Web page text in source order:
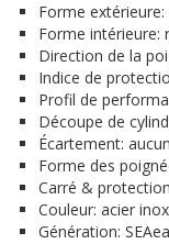
Forme extérieure:
Forme intérieure:
Direction de la
Indice de
Profil de
Découpe de
Écartement:
Forme des
Carré &
Couleur: acier
Génération: